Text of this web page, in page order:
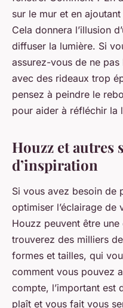
sur le mur et en
Cela donnera l’illusion
diffuser la lumière. Si
assurez-vous de ne
avec des rideaux trop
pensez à peindre le
pour aider à réfléchir la
Houzz et autres
d’inspiration
Si vous avez besoin de
optimiser l’éclairage de
Houzz peuvent être
trouverez des milliers
formes et tailles, qui
comment vous pouvez
compte, l’important est
plaît et vous fait vous